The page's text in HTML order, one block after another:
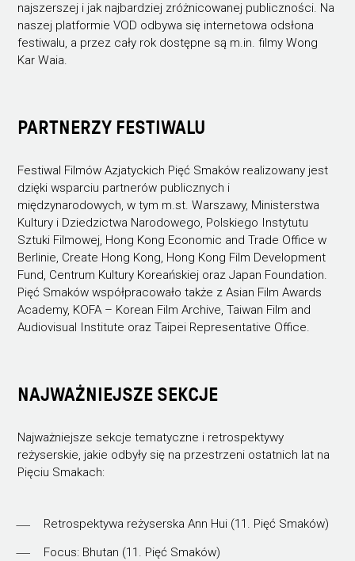
najszerszej i jak najbardziej zróżnicowanej publiczności. Na
naszej platformie VOD odbywa się internetowa odsłona
festiwalu, a przez cały rok dostępne są m.in. filmy Wong
Kar Waia.
PARTNERZY FESTIWALU
Festiwal Filmów Azjatyckich Pięć Smaków realizowany jest
dzięki wsparciu partnerów publicznych i
międzynarodowych, w tym m.st. Warszawy, Ministerstwa
Kultury i Dziedzictwa Narodowego, Polskiego Instytutu
Sztuki Filmowej, Hong Kong Economic and Trade Office w
Berlinie, Create Hong Kong, Hong Kong Film Development
Fund, Centrum Kultury Koreańskiej oraz Japan Foundation.
Pięć Smaków współpracowało także z Asian Film Awards
Academy, KOFA – Korean Film Archive, Taiwan Film and
Audiovisual Institute oraz Taipei Representative Office.
NAJWAŻNIEJSZE SEKCJE
Najważniejsze sekcje tematyczne i retrospektywy
reżyserskie, jakie odbyły się na przestrzeni ostatnich lat na
Pięciu Smakach:
Retrospektywa reżyserska Ann Hui (11. Pięć Smaków)
Focus: Bhutan (11. Pięć Smaków)